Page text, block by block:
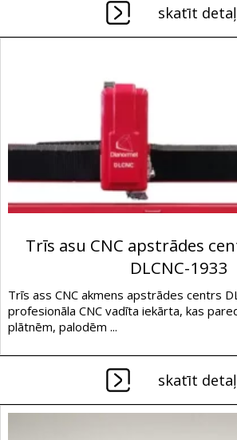
skatīt
Trīs asu CNC apstrādes
DLCNC-1933
Trīs ass CNC akmens apstrādes centrs
profesionāla CNC vadīta iekārta, kas
plātnēm, palodēm ...
skatīt